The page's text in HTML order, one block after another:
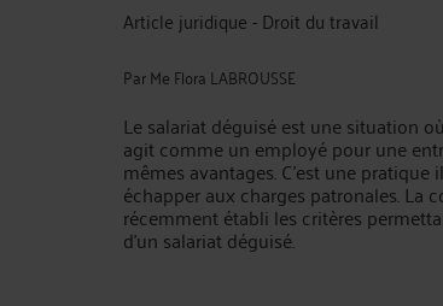
Article juridique - Droit du travail
ParMe Flora LABROUSSE
Le salariat déguisé est une situation
agit comme un employé pour une
mêmes avantages. C'est une
échapper aux charges patronales. La
récemment établi les critères
d'un salariat déguisé.